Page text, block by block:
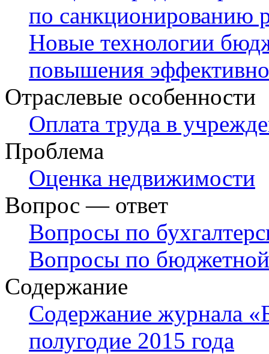
по санкционированию
Новые технологии
повышения
Отраслевые особенности
Оплата труда в
Проблема
Оценка недвижимости
Вопрос — ответ
Вопросы по
Вопросы по
Содержание
Содержание журнала
полугодие 2015 года